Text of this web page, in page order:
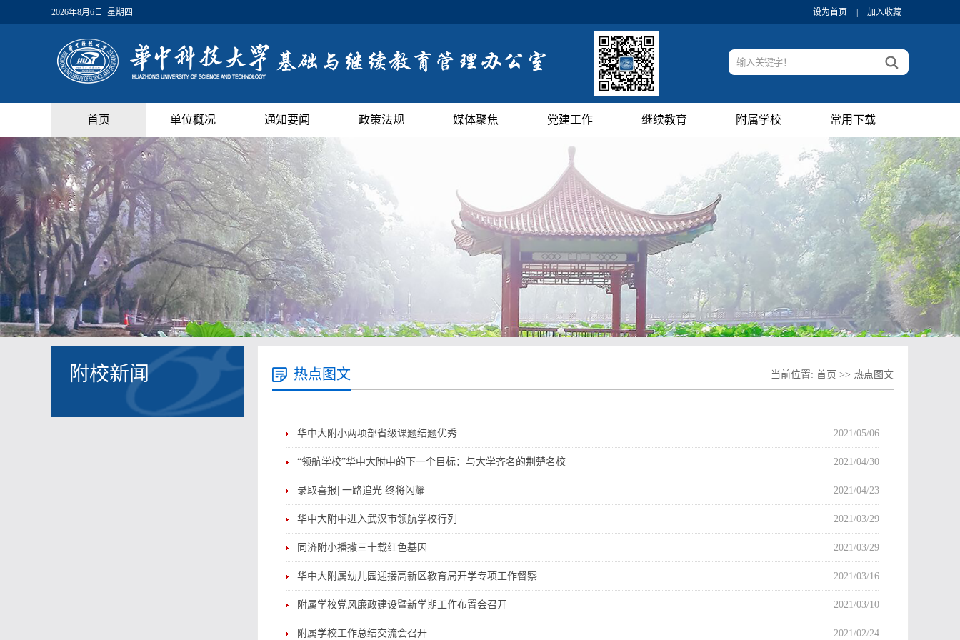
2026年8月6日 星期四 设为首页 加入收藏
首页 单位概况 通知要闻 政策法规 媒体聚焦 党建工作 继续教育 附属学校 常用下载
附校新闻 热点图文 当前位置: 首页 >> 热点图文
华中大附小两项部省级课题结题优秀 2021/05/06
“领航学校”华中大附中的下一个目标：与大学齐名的荆楚名校 2021/04/30
录取喜报| 一路追光 终将闪耀 2021/04/23
华中大附中进入武汉市领航学校行列 2021/03/29
同济附小播撒三十载红色基因 2021/03/29
华中大附属幼儿园迎接高新区教育局开学专项工作督察 2021/03/16
附属学校党风廉政建设暨新学期工作布置会召开 2021/03/10
附属学校工作总结交流会召开 2021/02/24